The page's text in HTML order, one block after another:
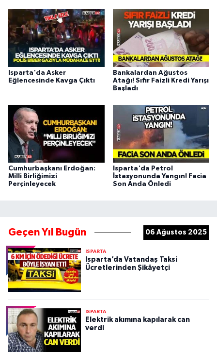
Isparta'da Asker
Eğlencesinde Kavga Çıktı
Bankalardan Ağustos
Atağı! Sıfır Faizli Kredi Yarışı
Başladı
Cumhurbaşkanı Erdoğan:
Milli Birliğimizi
Perçinleyecek
Isparta'da Petrol
İstasyonunda Yangın! Facia
Son Anda Önledi
Geçen Yıl Bugün 06 Ağustos 2025
ISPARTA
Isparta’da Vatandaş Taksi
Ücretlerinden Şikâyetçi
ISPARTA
Elektrik akımına kapılarak can
verdi